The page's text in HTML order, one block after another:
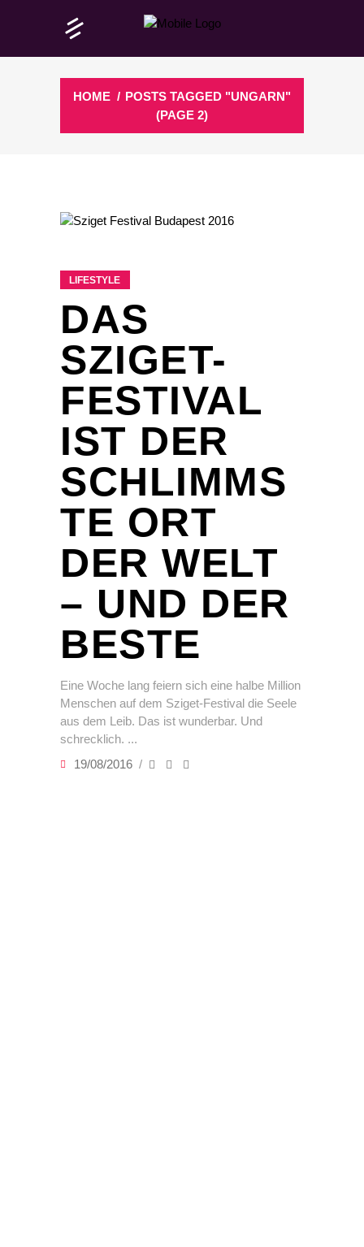
HOME / POSTS TAGGED "UNGARN"
(PAGE 2)
LIFESTYLE
DAS
SZIGET-
FESTIVAL
IST DER
SCHLIMMS
TE ORT
DER WELT
– UND DER
BESTE
Eine Woche lang feiern sich eine halbe Million
Menschen auf dem Sziget-Festival die Seele
aus dem Leib. Das ist wunderbar. Und
schrecklich.
19/08/2016